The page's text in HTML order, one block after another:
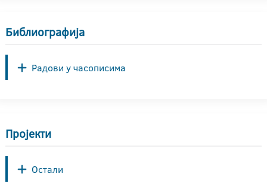
Библиографија
Радови у часописима
Пројекти
Остали